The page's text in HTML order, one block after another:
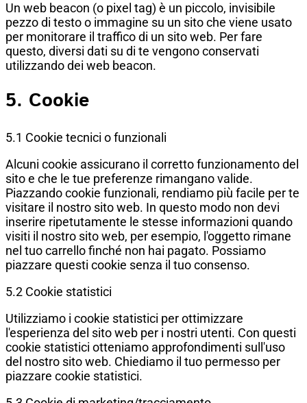
Un web beacon (o pixel tag) è un piccolo, invisibile
pezzo di testo o immagine su un sito che viene usato
per monitorare il traffico di un sito web. Per fare
questo, diversi dati su di te vengono conservati
utilizzando dei web beacon.
5. Cookie
5.1 Cookie tecnici o funzionali
Alcuni cookie assicurano il corretto funzionamento del
sito e che le tue preferenze rimangano valide.
Piazzando cookie funzionali, rendiamo più facile per te
visitare il nostro sito web. In questo modo non devi
inserire ripetutamente le stesse informazioni quando
visiti il nostro sito web, per esempio, l'oggetto rimane
nel tuo carrello finché non hai pagato. Possiamo
piazzare questi cookie senza il tuo consenso.
5.2 Cookie statistici
Utilizziamo i cookie statistici per ottimizzare
l'esperienza del sito web per i nostri utenti. Con questi
cookie statistici otteniamo approfondimenti sull'uso
del nostro sito web. Chiediamo il tuo permesso per
piazzare cookie statistici.